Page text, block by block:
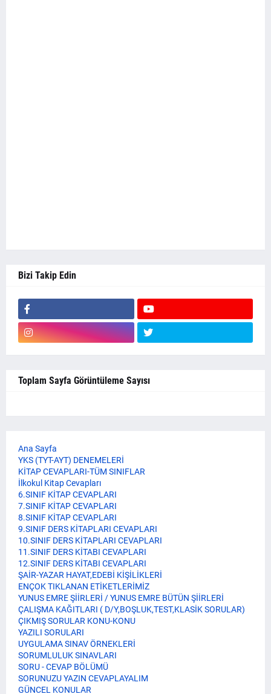
Bizi Takip Edin
Toplam Sayfa Görüntüleme Sayısı
Ana Sayfa
YKS (TYT-AYT) DENEMELERİ
KİTAP CEVAPLARI-TÜM SINIFLAR
İlkokul Kitap Cevapları
6.SINIF KİTAP CEVAPLARI
7.SINIF KİTAP CEVAPLARI
8.SINIF KİTAP CEVAPLARI
9.SINIF DERS KİTAPLARI CEVAPLARI
10.SINIF DERS KİTAPLARI CEVAPLARI
11.SINIF DERS KİTABI CEVAPLARI
12.SINIF DERS KİTABI CEVAPLARI
ŞAİR-YAZAR HAYAT,EDEBİ KİŞİLİKLERİ
ENÇOK TIKLANAN ETİKETLERİMİZ
YUNUS EMRE ŞİİRLERİ / YUNUS EMRE BÜTÜN ŞİİRLERİ
ÇALIŞMA KAĞITLARI ( D/Y,BOŞLUK,TEST,KLASİK SORULAR)
ÇIKMIŞ SORULAR KONU-KONU
YAZILI SORULARI
UYGULAMA SINAV ÖRNEKLERİ
SORUMLULUK SINAVLARI
SORU - CEVAP BÖLÜMÜ
SORUNUZU YAZIN CEVAPLAYALIM
GÜNCEL KONULAR